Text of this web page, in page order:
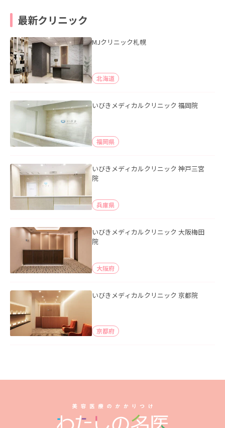
最新クリニック
MJクリニック札幌
北海道
いびきメディカルクリニック 福岡院
福岡県
いびきメディカルクリニック 神戸三宮
院
兵庫県
いびきメディカルクリニック 大阪梅田
院
大阪府
いびきメディカルクリニック 京都院
京都府